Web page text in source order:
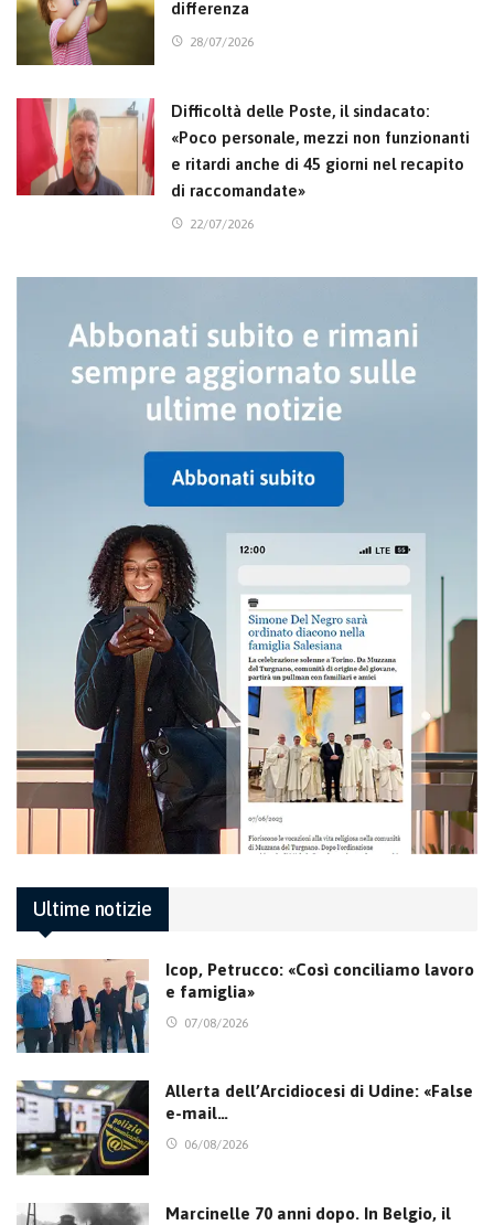
differenza
28/07/2026
Difficoltà delle Poste, il sindacato:
«Poco personale, mezzi non funzionanti
e ritardi anche di 45 giorni nel recapito
di raccomandate»
22/07/2026
Ultime notizie
Icop, Petrucco: «Così conciliamo lavoro
e famiglia»
07/08/2026
Allerta dell’Arcidiocesi di Udine: «False
e-mail…
06/08/2026
Marcinelle 70 anni dopo. In Belgio, il